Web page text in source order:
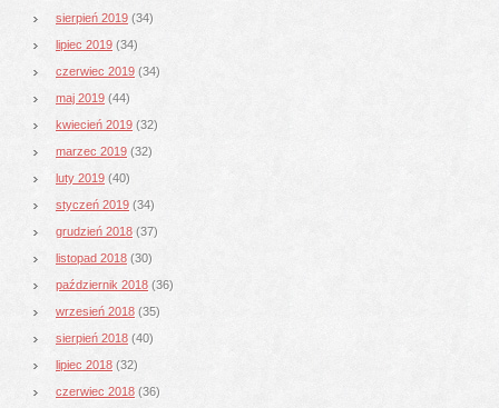
sierpień 2019 (34)
lipiec 2019 (34)
czerwiec 2019 (34)
maj 2019 (44)
kwiecień 2019 (32)
marzec 2019 (32)
luty 2019 (40)
styczeń 2019 (34)
grudzień 2018 (37)
listopad 2018 (30)
październik 2018 (36)
wrzesień 2018 (35)
sierpień 2018 (40)
lipiec 2018 (32)
czerwiec 2018 (36)